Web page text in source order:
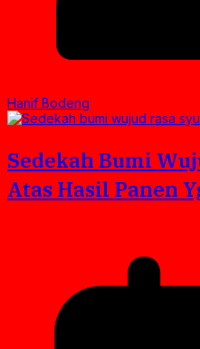
Hanif Bodeng
Sedekah Bumi
Atas Hasil Panen